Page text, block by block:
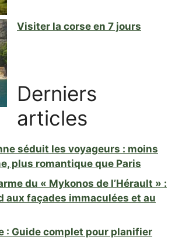
Visiter la corse en 7 jours
Derniers
articles
séduit les voyageurs : moins
plus romantique que Paris
du « Mykonos de l’Hérault » :
aux façades immaculées et au
: Guide complet pour planifier